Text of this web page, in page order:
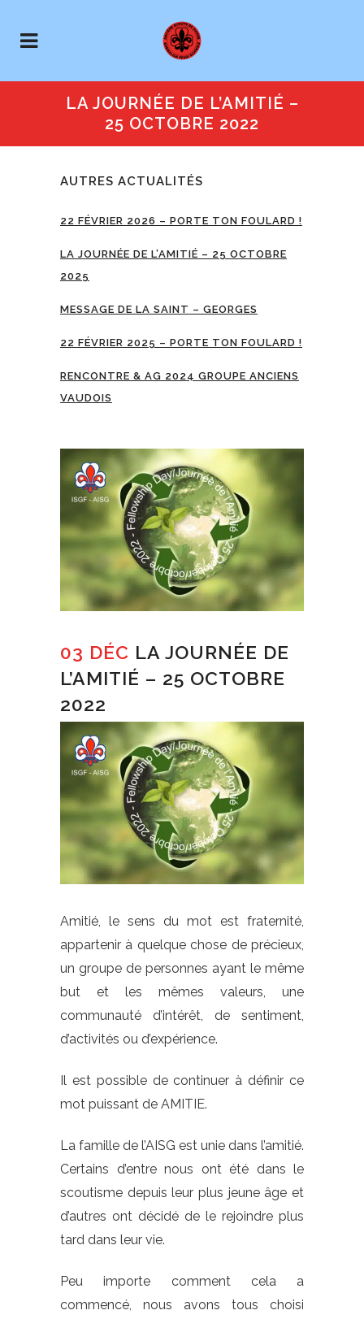
LA JOURNÉE DE L’AMITIÉ –
25 OCTOBRE 2022
AUTRES ACTUALITÉS
22 FÉVRIER 2026 – PORTE TON FOULARD !
LA JOURNÉE DE L’AMITIÉ – 25 OCTOBRE
2025
MESSAGE DE LA SAINT – GEORGES
22 FÉVRIER 2025 – PORTE TON FOULARD !
RENCONTRE & AG 2024 GROUPE ANCIENS
VAUDOIS
03 DÉC LA JOURNÉE DE
L’AMITIÉ – 25 OCTOBRE
2022
Amitié, le sens du mot est fraternité,
appartenir à quelque chose de précieux,
un groupe de personnes ayant le même
but et les mêmes valeurs, une
communauté d’intérêt, de sentiment,
d’activités ou d’expérience.
Il est possible de continuer à définir ce
mot puissant de AMITIE.
La famille de l’AISG est unie dans l’amitié.
Certains d’entre nous ont été dans le
scoutisme depuis leur plus jeune âge et
d’autres ont décidé de le rejoindre plus
tard dans leur vie.
Peu importe comment cela a
commencé, nous avons tous choisi